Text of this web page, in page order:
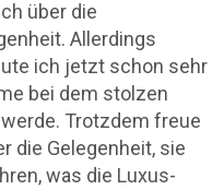
über die
Allerdings
ich jetzt schon sehr
bei dem stolzen
Trotzdem freue
die Gelegenheit, sie
was die Luxus-